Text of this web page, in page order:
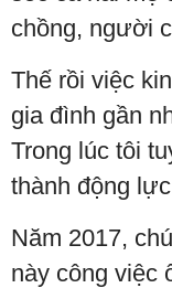
chồng, người
Thế rồi việc
gia đình gần
Trong lúc tôi
thành động
Năm 2017,
này công việc